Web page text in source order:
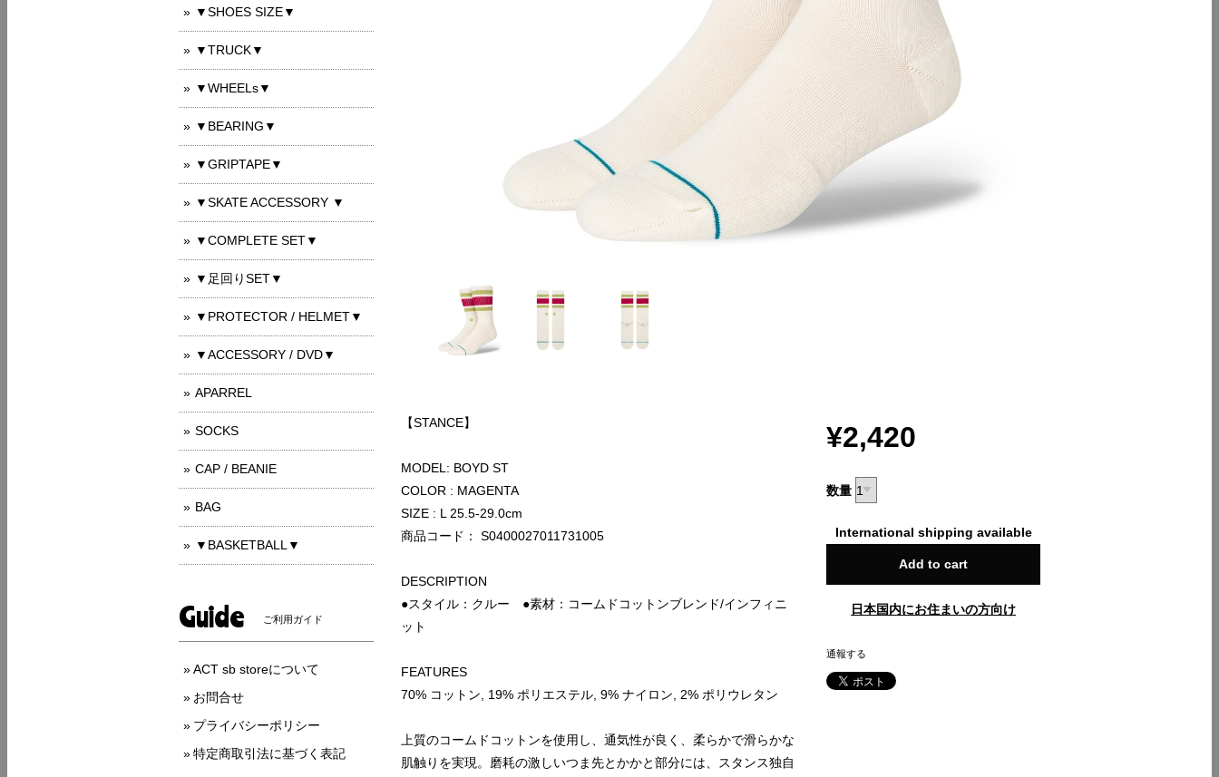
【STANCE】
MODEL: BOYD ST
COLOR : MAGENTA
SIZE : L 25.5-29.0cm
商品コード： S0400027011731005
DESCRIPTION
●スタイル：クルー ●素材：コームドコットンブレンド/インフィニ
ット
FEATURES
70% コットン, 19% ポリエステル, 9% ナイロン, 2% ポリウレタン
上質のコームドコットンを使用し、通気性が良く、柔らかで滑らかな
肌触りを実現。磨耗の激しいつま先とかかと部分には、スタンス独自
¥2,420
数量
International shipping available
Add to cart
日本国内にお住まいの方向け
通報する
▼SHOES SIZE▼
▼TRUCK▼
▼WHEELs▼
▼BEARING▼
▼GRIPTAPE▼
▼SKATE ACCESSORY ▼
▼COMPLETE SET▼
▼足回りSET▼
▼PROTECTOR / HELMET▼
▼ACCESSORY / DVD▼
APARREL
SOCKS
CAP / BEANIE
BAG
▼BASKETBALL▼
Guide ご利用ガイド
ACT sb storeについて
お問合せ
プライバシーポリシー
特定商取引法に基づく表記